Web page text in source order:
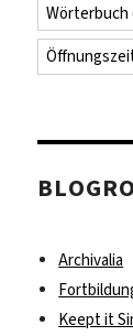
Wörterbuch
Archivalia
Keept it